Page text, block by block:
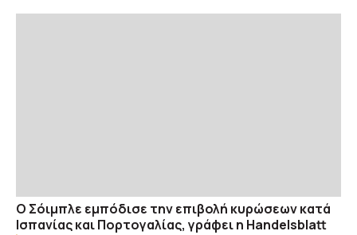
Ο Σόιμπλε εμπόδισε την επιβολή κυρώσεων κατά
Ισπανίας και Πορτογαλίας, γράφει η Handelsblatt